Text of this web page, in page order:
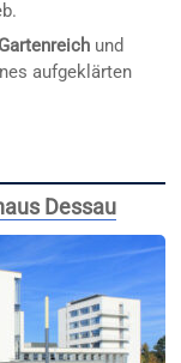
und
aufgeklärten
Dessau